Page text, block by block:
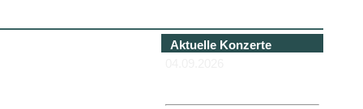
Aktuelle Konzerte